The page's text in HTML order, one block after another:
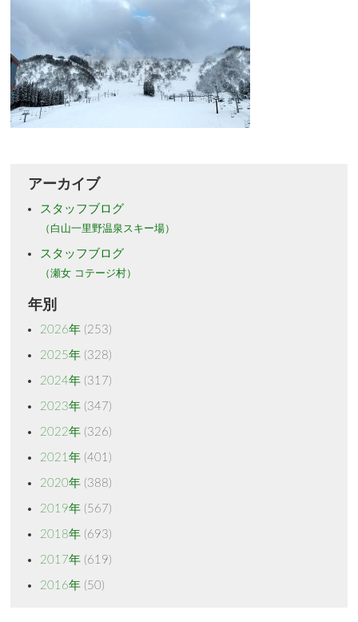
アーカイブ
スタッフブログ
（白山一里野温泉スキー場）
スタッフブログ
（瀬女 コテージ村）
年別
2026年(253)
2025年(328)
2024年(317)
2023年(347)
2022年(326)
2021年(401)
2020年(388)
2019年(567)
2018年(693)
2017年(619)
2016年(50)